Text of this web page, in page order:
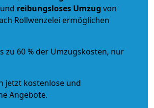
und reibungsloses Umzug von
Rollwenzelei ermöglichen
zu 60 % der Umzugskosten, nur
jetzt kostenlose und
Angebote.